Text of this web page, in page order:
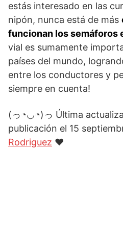
estás interesado en las
nipón, nunca está de más
funcionan los semáforos
vial es sumamente
países del mundo,
entre los conductores y
siempre en cuenta!
(っ◔◡◔)っ Última
publicación el 15
Rodriguez ♥